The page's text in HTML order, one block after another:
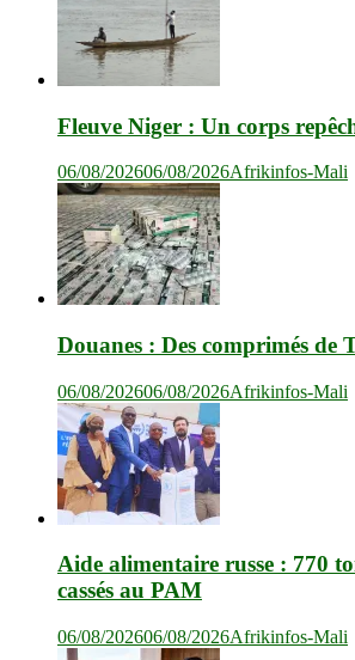
Fleuve Niger : Un corps
06/08/202606/08/2026Afrikinfos-Mali
Douanes : Des comprimés de
06/08/202606/08/2026Afrikinfos-Mali
Aide alimentaire russe : 770
cassés au PAM
06/08/202606/08/2026Afrikinfos-Mali